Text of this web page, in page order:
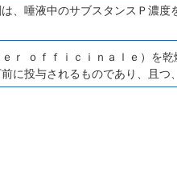
、唾液中のサブスタンスＰ濃
ｒ ｏｆｆｉｃｉｎａｌｅ）を
に投与されるものであり、且